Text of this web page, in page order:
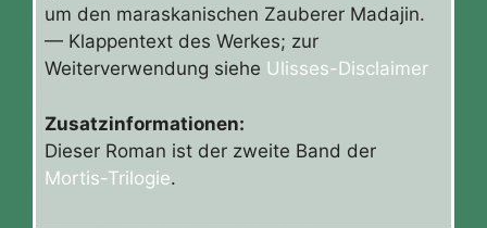
um den maraskanischen Zauberer Madajin.
— Klappentext des Werkes; zur
Weiterverwendung siehe Ulisses-Disclaimer
Zusatzinformationen:
Dieser Roman ist der zweite Band der
Mortis-Trilogie.